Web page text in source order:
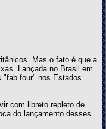
Mas o fato é que a
Lançada no Brasil em
"fab four" nos Estados
com libreto repleto de
do lançamento desses